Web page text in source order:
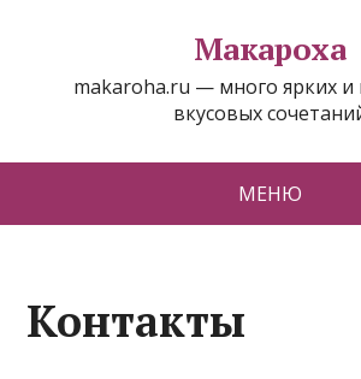
Макароха
makaroha.ru — много ярких
вкусовых
МЕНЮ
Контакты